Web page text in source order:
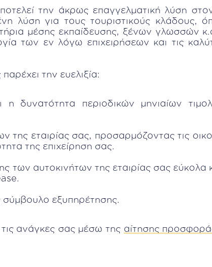
την άκρως επαγγελματική λύση
λύση για τους τουριστικούς κλάδους,
μέσης εκπαίδευσης, ξένων γλωσσών
των εν λόγω επιχειρήσεων και τις
την ευελιξία:
η δυνατότητα περιοδικών μηνιαίων
της εταιρίας σας, προσαρμόζοντας τις
της επιχείρηση σας.
των αυτοκινήτων της εταιρίας σας
εξυπηρέτησης.
ανάγκες σας μέσω της αίτησης